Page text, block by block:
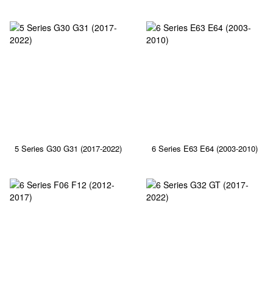
5 Series G30 G31 (2017-2022) 6 Series E63 E64 (2003-2010)